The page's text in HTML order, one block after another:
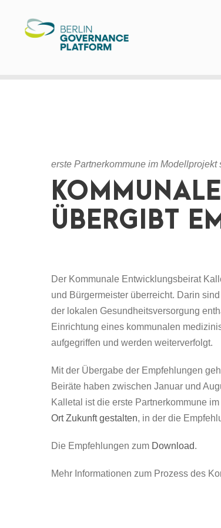
erste Partnerkommune im
ÜBERGIBT
Der Kommunale Entwicklungsbeirat
und Bürgermeister überreicht. Darin
der lokalen Gesundheitsversorgung
Einrichtung eines kommunalen
aufgegriffen und werden weiterverfolgt.
Mit der Übergabe der Empfehlungen
Beiräte haben zwischen Januar und
Kalletal ist die erste Partnerkommune im
Ort Zukunft gestalten, in der die
Die Empfehlungen zum Download.
Mehr Informationen zum Prozess des